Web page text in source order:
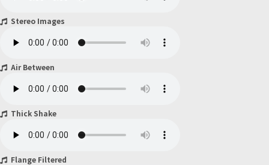
Stereo Images
Air Between
Thick Shake
Flange Filtered